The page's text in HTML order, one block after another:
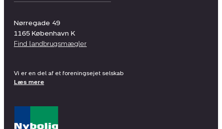
Nørregade 49
1165 København K
Find landbrugsmægler
Vi er en del af et foreningsejet selskab
Læs mere